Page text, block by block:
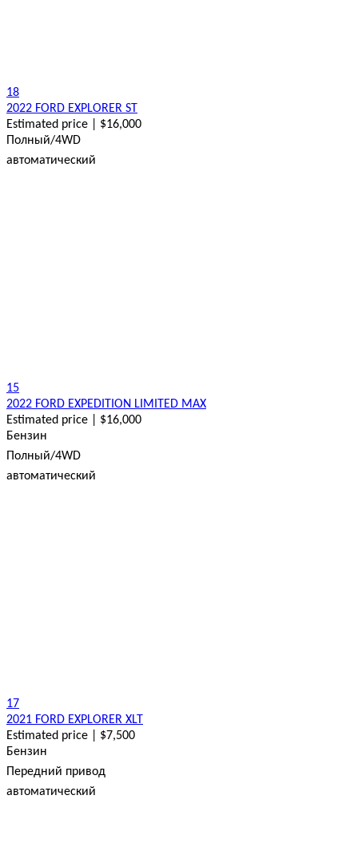
18
2022 FORD EXPLORER ST
Estimated price | $16,000
Полный/4WD
автоматический
15
2022 FORD EXPEDITION LIMITED MAX
Estimated price | $16,000
Бензин
Полный/4WD
автоматический
17
2021 FORD EXPLORER XLT
Estimated price | $7,500
Бензин
Передний привод
автоматический